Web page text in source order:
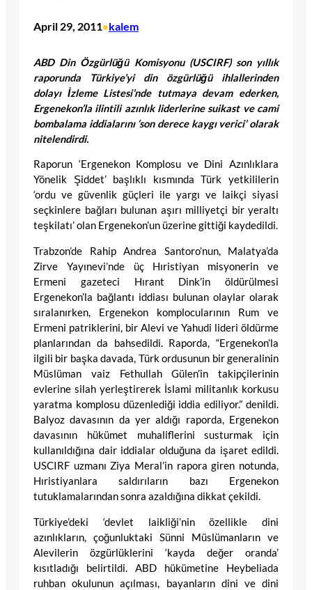
April 29, 2011•kalem
ABD Din Özgürlüğü Komisyonu (USCIRF) son yıllık
raporunda Türkiye’yi din özgürlüğü ihlallerinden
dolayı İzleme Listesi’nde tutmaya devam ederken,
Ergenekon’la ilintili azınlık liderlerine suikast ve cami
bombalama iddialarını ‘son derece kaygı verici’ olarak
nitelendirdi.
Raporun ‘Ergenekon Komplosu ve Dini Azınlıklara
Yönelik Şiddet’ başlıklı kısmında Türk yetkililerin
‘ordu ve güvenlik güçleri ile yargı ve laikçi siyasi
seçkinlere bağları bulunan aşırı milliyetçi bir yeraltı
teşkilatı’ olan Ergenekon’un üzerine gittiği kaydedildi.
Trabzon’de Rahip Andrea Santoro’nun, Malatya’da
Zirve Yayınevi’nde üç Hıristiyan misyonerin ve
Ermeni gazeteci Hırant Dink’in öldürülmesi
Ergenekon’la bağlantı iddiası bulunan olaylar olarak
sıralanırken, Ergenekon komplocularının Rum ve
Ermeni patriklerini, bir Alevi ve Yahudi lideri öldürme
planlarından da bahsedildi. Raporda, “Ergenekon’la
ilgili bir başka davada, Türk ordusunun bir generalinin
Müslüman vaiz Fethullah Gülen’in takipçilerinin
evlerine silah yerleştirerek İslami militanlık korkusu
yaratma komplosu düzenlediği iddia ediliyor.” denildi.
Balyoz davasının da yer aldığı raporda, Ergenekon
davasının hükümet muhaliflerini susturmak için
kullanıldığına dair iddialar olduğuna da işaret edildi.
USCIRF uzmanı Ziya Meral’in rapora giren notunda,
Hıristiyanlara saldırıların bazı Ergenekon
tutuklamalarından sonra azaldığına dikkat çekildi.
Türkiye’deki ‘devlet laikliği’nin özellikle dini
azınlıkların, çoğunluktaki Sünni Müslümanların ve
Alevilerin özgürlüklerini ‘kayda değer oranda’
kısıtladığı belirtildi. ABD hükümetine Heybeliada
ruhban okulunun açılması, bayanların dini ve dini